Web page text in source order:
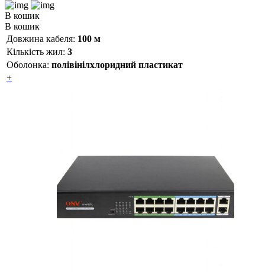
В кошик
В кошик
Довжина кабеля: 100 м
Кількість жил: 3
Оболонка: полівінілхлоридний пластикат
+